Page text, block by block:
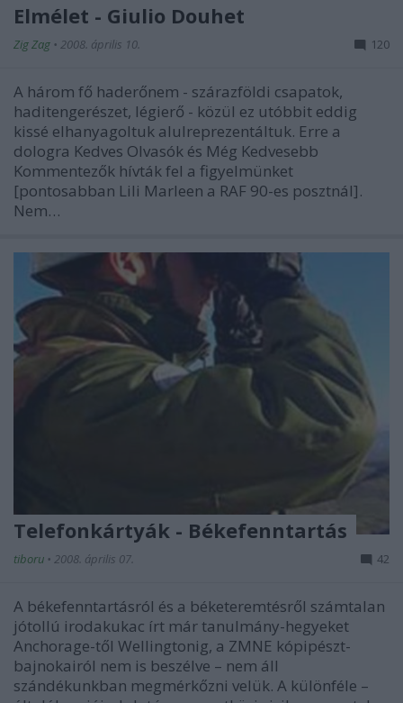
Elmélet - Giulio Douhet
Zig Zag • 2008. április 10. 120
A három fő haderőnem - szárazföldi csapatok,
haditengerészet, légierő - közül ez utóbbit eddig
kissé elhanyagoltuk alulreprezentáltuk. Erre a
dologra Kedves Olvasók és Még Kedvesebb
Kommentezők hívták fel a figyelmünket
[pontosabban Lili Marleen a RAF 90-es posztnál].
Nem…
Telefonkártyák - Békefenntartás
tiboru • 2008. április 07. 42
A békefenntartásról és a béketeremtésről számtalan
jótollú irodakukac írt már tanulmány-hegyeket
Anchorage-től Wellingtonig, a ZMNE kópipészt-
bajnokairól nem is beszélve – nem áll
szándékunkban megmérkőzni velük. A különféle –